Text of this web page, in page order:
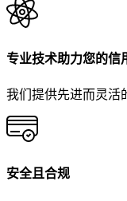
专业技术助力您的信
我们提供先进而灵活
安全且合规